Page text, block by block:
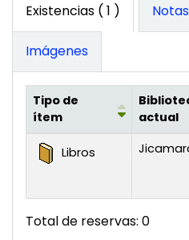
Existencias ( 1 )
Imágenes
Existencias
Tipo de
ítem
actual
Libros
Total de reservas: 0